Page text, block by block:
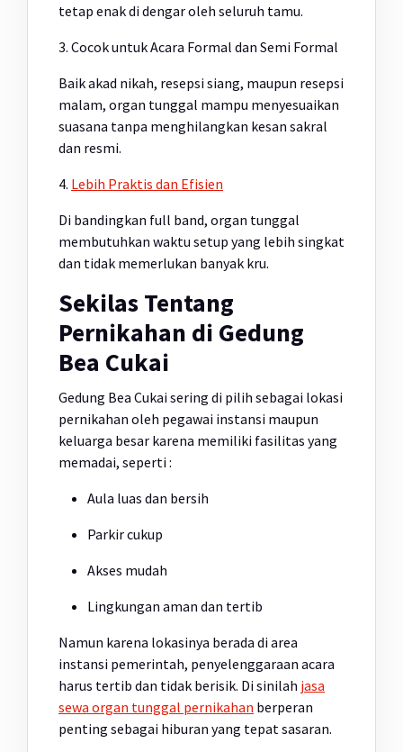
tetap enak di dengar oleh seluruh tamu.
3. Cocok untuk Acara Formal dan Semi Formal
Baik akad nikah, resepsi siang, maupun resepsi
malam, organ tunggal mampu menyesuaikan
suasana tanpa menghilangkan kesan sakral
dan resmi.
4. Lebih Praktis dan Efisien
Di bandingkan full band, organ tunggal
membutuhkan waktu setup yang lebih singkat
dan tidak memerlukan banyak kru.
Sekilas Tentang
Pernikahan di Gedung
Bea Cukai
Gedung Bea Cukai sering di pilih sebagai lokasi
pernikahan oleh pegawai instansi maupun
keluarga besar karena memiliki fasilitas yang
memadai, seperti :
Aula luas dan bersih
Parkir cukup
Akses mudah
Lingkungan aman dan tertib
Namun karena lokasinya berada di area
instansi pemerintah, penyelenggaraan acara
harus tertib dan tidak berisik. Di sinilah jasa
sewa organ tunggal pernikahan berperan
penting sebagai hiburan yang tepat sasaran.